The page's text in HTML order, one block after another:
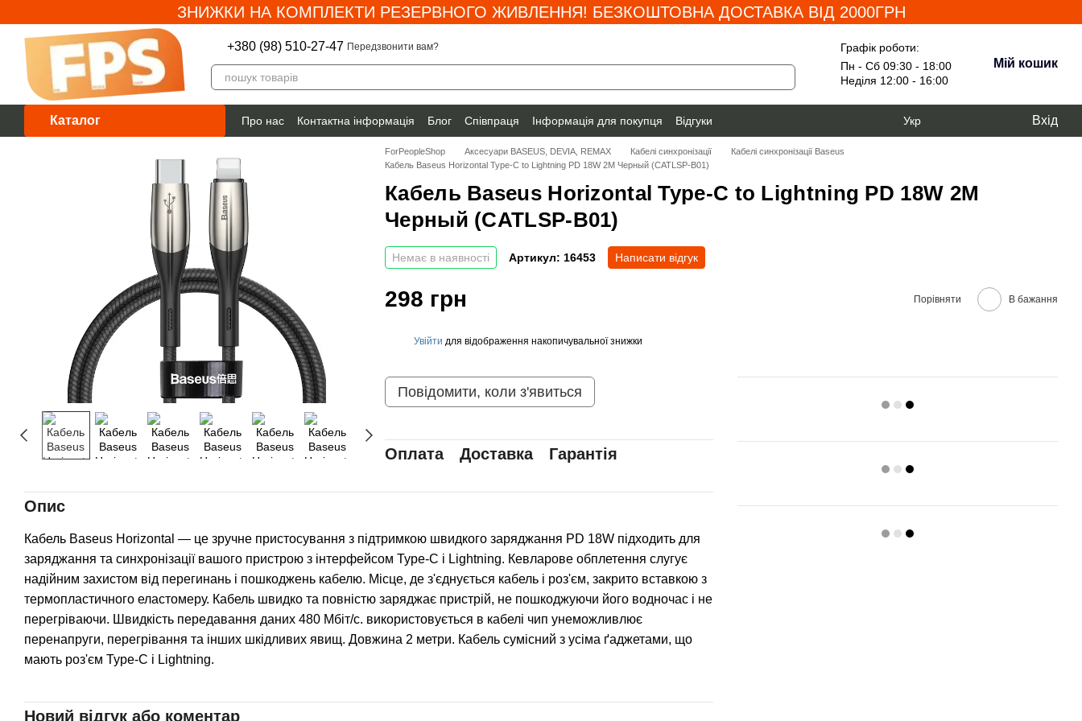
Перейти до основного контентуЗНИЖКИ НА КОМПЛЕКТИ РЕЗЕРВНОГО ЖИВЛЕННЯ! БЕЗКОШТОВНА ДОСТАВКА ВІД 2000ГРН
+380 (98) 510-27-47 Передзвонити вам?
Графік роботи:
Пн - Сб 09:30 - 18:00
Неділя 12:00 - 16:00
Мій кошик
Каталог Про нас Контактна інформація Блог Співпраця Інформація для покупця
Відгуки
Гарантія
Укр Вхід
ForPeopleShop Аксесуари BASEUS, DEVIA, REMAX Кабелі синхронізації
Кабелі синхронізації Baseus
Кабель Baseus Horizontal Type-C to Lightning PD 18W 2M Черный (CATLSP-B01)
Кабель Baseus Horizontal Type-C to Lightning PD 18W 2M
Черный (CATLSP-B01)
Немає в наявності Артикул: 16453 Написати відгук
298 грн Порівняти В бажання
Увійти для відображення накопичувальної знижки
Повідомити, коли з'явиться
Оплата Доставка Гарантія
Опис
Кабель Baseus Horizontal — це зручне пристосування з підтримкою швидкого заряджання PD 18W підходить для
заряджання та синхронізації вашого пристрою з інтерфейсом Type-C і Lightning. Кевларове обплетення слугує
надійним захистом від перегинань і пошкоджень кабелю. Місце, де з'єднується кабель і роз'єм, закрито вставкою з
термопластичного еластомеру. Кабель швидко та повністю заряджає пристрій, не пошкоджуючи його водночас і не
перегріваючи. Швидкість передавання даних 480 Мбіт/с. використовується в кабелі чип унеможливлює
перенапруги, перегрівання та інших шкідливих явищ. Довжина 2 метри. Кабель сумісний з усіма ґаджетами, що
мають роз'єм Type-C і Lightning.
Новий відгук або коментар